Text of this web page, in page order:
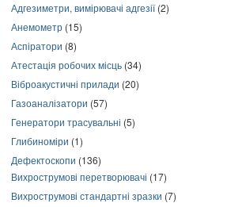
Адгезиметри, вимірювачі адгезії(2)
Анемометр (15)
Аспіратори (8)
Атестація робочих місць (34)
Віброакустичні прилади (20)
Газоаналізатори (57)
Генератори трасувальні (5)
Глибиноміри (1)
Дефектоскопи (136)
Вихрострумові перетворювачі (17)
Вихрострумові стандартні зразки (7)